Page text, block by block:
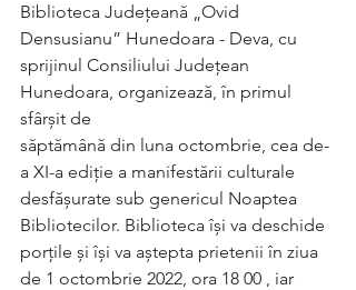
Biblioteca Județeană „Ovid
Densusianu” Hunedoara - Deva, cu
sprijinul Consiliului Județean
Hunedoara, organizează, în primul
sfârșit de
săptămână din luna octombrie, cea de-
a XI-a ediție a manifestării culturale
desfășurate sub genericul Noaptea
Bibliotecilor. Biblioteca își va deschide
porțile și își va aștepta prietenii în ziua
de 1 octombrie 2022, ora 18 00 , iar